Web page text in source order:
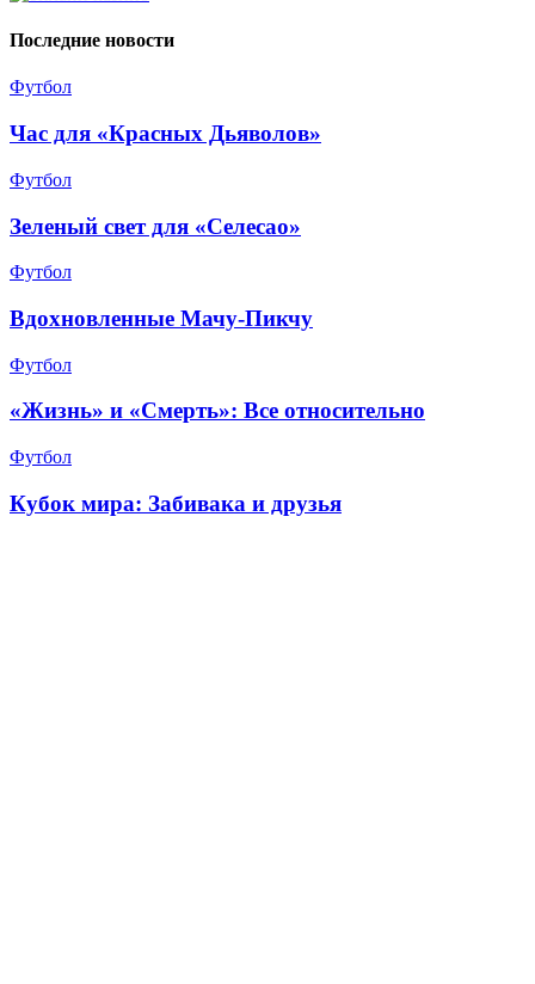
Последние новости
Футбол
Час для «Красных Дьяволов»
Футбол
Зеленый свет для «Селесао»
Футбол
Вдохновленные Мачу-Пикчу
Футбол
«Жизнь» и «Смерть»: Все относительно
Футбол
Кубок мира: Забивака и друзья